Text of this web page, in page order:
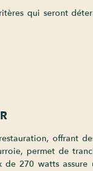
qui seront
offrant
permet de
270 watts